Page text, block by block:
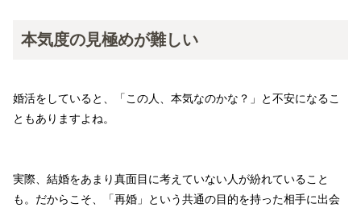
本気度の見極めが難しい
婚活をしていると、「この人、本気なのかな？」と不安になるこ
ともありますよね。
実際、結婚をあまり真面目に考えていない人が紛れていること
も。だからこそ、「再婚」という共通の目的を持った相手に出会